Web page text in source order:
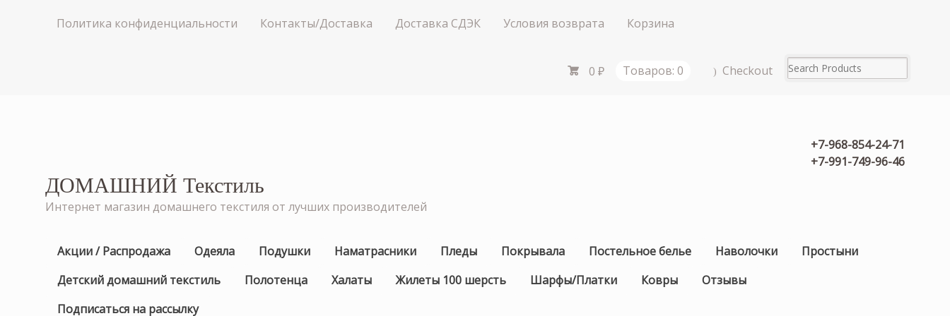
Политика конфиденциальности Контакты/Доставка Доставка СДЭК Условия возврата Корзина
0 ₽ Товаров: 0 Checkout
+7-968-854-24-71
+7-991-749-96-46
ДОМАШНИЙ Текстиль
Интернет магазин домашнего текстиля от лучших производителей
Акции / Распродажа Одеяла Подушки Наматрасники Пледы Покрывала Постельное белье Наволочки
Простыни
Детский домашний текстиль
Полотенца Халаты Жилеты 100 шерсть Шарфы/Платки Ковры
Отзывы
Подписаться на рассылку